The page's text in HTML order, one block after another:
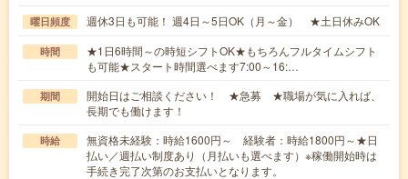
曜日頻度 週休3日も可能！ 週4日～5日OK（月～金） ★土日休みOK
時間
★1日6時間～の時短シフトOK★もちろんフルタイムシフト
も可能★スタート時間選べます7:00～16:…
期間
開始日はご相談ください！ ★急募 ★職場が気に入れば、
長期でも働けます！
時給
無資格未経験：時給1600円～ 経験者：時給1800円～★日
払い／週払い制度あり（月払いも選べます）※稼働開始時は
手続き完了次第のお支払いとなります。